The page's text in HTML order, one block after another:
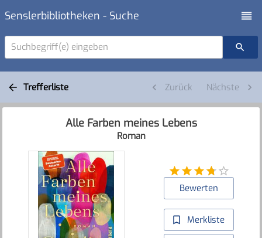
Senslerbibliotheken - Suche
Suchbegriff(e) eingeben
Trefferliste Zurück Nächste
Alle Farben meines Lebens
Roman
Bewerten
Merkliste